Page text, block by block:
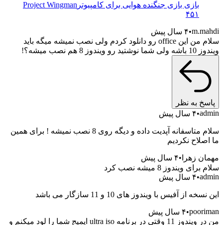
بازی بازی جنگنده هوایی برای کامپیوتر Project Wingman
۴۵۱
m.mahdi ۴ سال پیش
سلام من این office رو دانلود کردم ولی نصب نمیشه میگه باید
ویندوز 10 باشه ولی شما نوشتید رو ویندوز 8 هم نصب میشه؟!
پاسخ به نظر
admin ۴ سال پیش
سلام متاسفانه آپدیت داده و دیگه روی 8 نصب نمیشه ! برای همین
ما اصلاح نکردیم
مهمان زهرا
۴ سال پیش
سلام برای ویندوز 8 میشه نصب کرد
admin ۴ سال پیش
این نسخه از آفیس با ویندوز های 10 و 11 سازگار می باشد
pooriman ۴ سال پیش
من در ویندوز 11 وقتی در برنامه ultra iso ایمیج شما را لود میکنم و